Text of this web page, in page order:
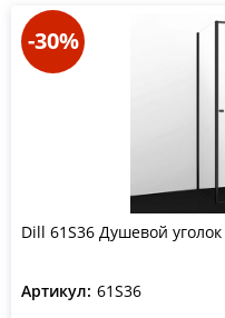
-30%
Dill 61S36 Душевой уголок
Артикул: 61S36